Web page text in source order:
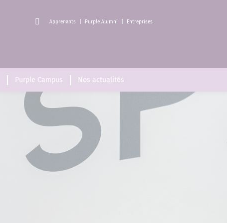
Apprenants Purple Alumni Entreprises
Purple Campus Nos actualités